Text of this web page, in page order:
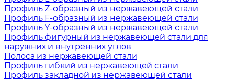
Профиль Z-образный из нержавеющей стали
Профиль F-образный из нержавеющей стали
Профиль Y-образный из нержавеющей стали
Профиль фигурный из нержавеющей стали для
наружних и внутренних углов
Полоса из нержавеющей стали
Профиль гибкий из нержавеющей стали
Профиль закладной из нержавеющей стали